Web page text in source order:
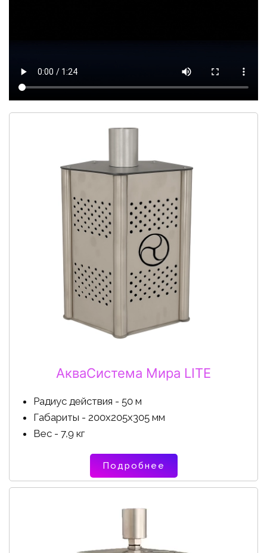
АкваСистема Мира LITE
Радиус действия - 50 м
Габариты - 200х205х305 мм
Вес - 7,9 кг
Подробнее